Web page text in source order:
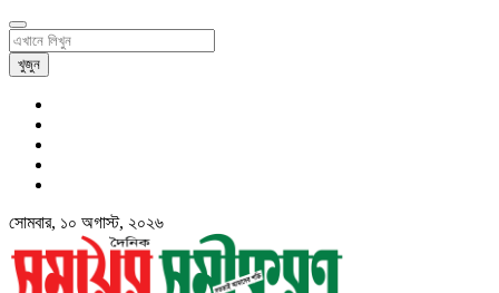
খুজুন
সোমবার, ১০ অগাস্ট, ২০২৬